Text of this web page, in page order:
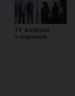
TV Architect
v regionech